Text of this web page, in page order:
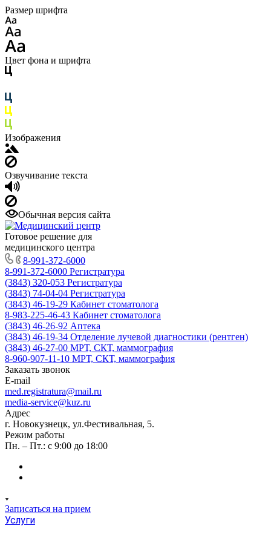
Размер шрифта
Цвет фона и шрифта
Изображения
Озвучивание текста
Обычная версия сайта
Готовое решение для
медицинского центра
8-991-372-6000
8-991-372-6000 Регистратура
(3843) 320-053 Регистратура
(3843) 74-04-04 Регистратура
(3843) 46-19-29 Кабинет стоматолога
8-983-225-46-43 Кабинет стоматолога
(3843) 46-26-92 Аптека
(3843) 46-19-34 Отделение лучевой диагностики (рентген)
(3843) 46-27-00 МРТ, СКТ, маммография
8-960-907-11-10 МРТ, СКТ, маммография
Заказать звонок
E-mail
med.registratura@mail.ru
media-service@kuz.ru
Адрес
г. Новокузнецк, ул.Фестивальная, 5.
Режим работы
Пн. – Пт.: с 9:00 до 18:00
Записаться на прием
Услуги